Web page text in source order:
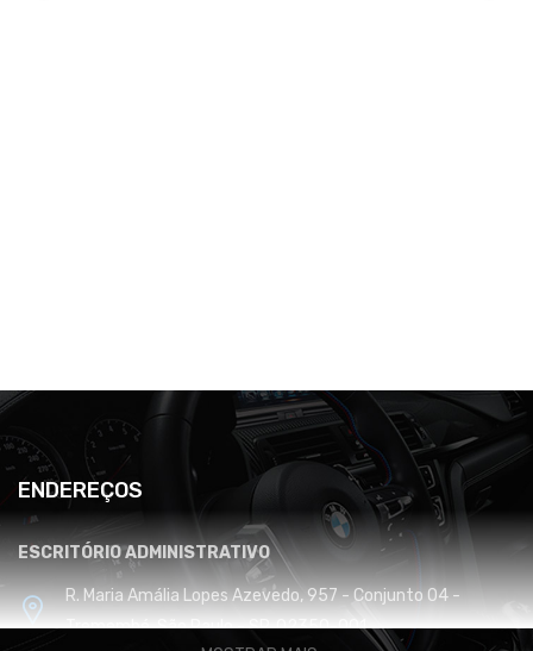
ENDEREÇOS
ESCRITÓRIO ADMINISTRATIVO
R. Maria Amália Lopes Azevedo, 957 - Conjunto 04 -
Tremembé, São Paulo - SP, 02350-001